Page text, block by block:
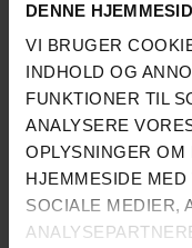
DENNE
VI BRUGER
INDHOLD OG
FUNKTIONER TIL
ANALYSERE
OPLYSNINGER
HJEMMESIDE MED
SOCIALE MEDIER,
TESTET TIL 20.000 FALD
SKAL SLIPPES PÅ
STØDDÆMPENDE
FREMSTILLET I FRISK
INDERRING I RUSTFRIT